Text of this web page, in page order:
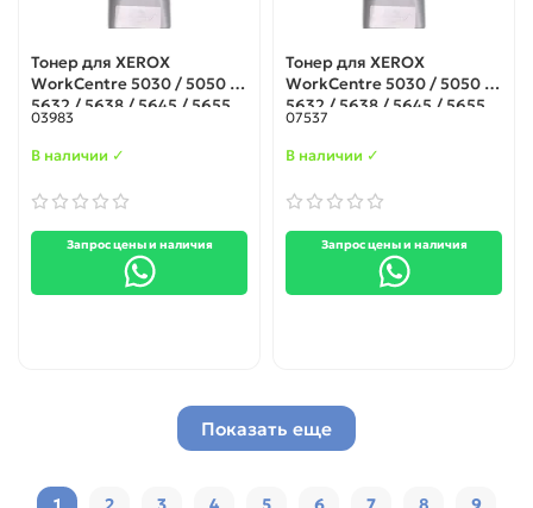
Тонер для XEROX
WorkCentre 5030 / 5050 /
5632 / 5638 / 5645 / 5655
750гр. IPM
03983
В наличии ✓
Запрос цены и наличия
Тонер для XEROX
WorkCentre 5030 / 5050 /
5632 / 5638 / 5645 / 5655
500гр. IPM
07537
В наличии ✓
Запрос цены и наличия
Показать еще